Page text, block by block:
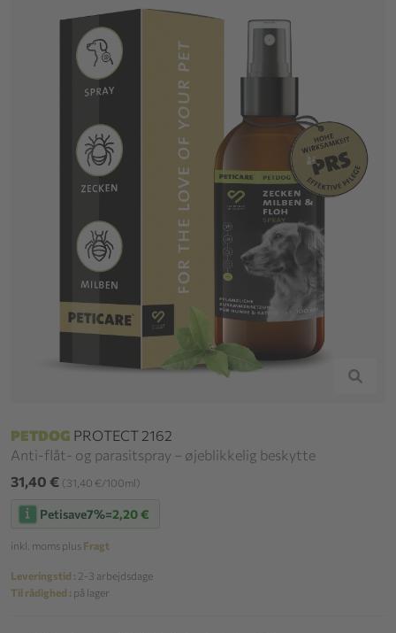
PETDOG PROTECT 2162
Anti-flåt- og parasitspray – øjeblikkelig beskytte
31,40 € (31,40 €/100ml)
Petisave7%=2,20 €
inkl. moms plus Fragt
Leveringstid : 2-3 arbejdsdage
Til rådighed : på lager